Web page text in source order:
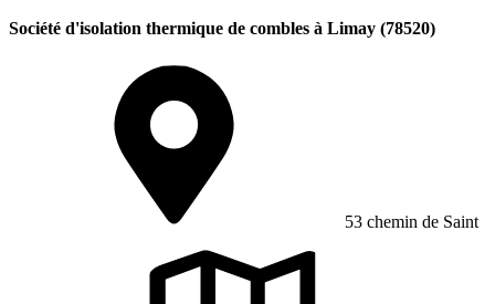
Société d'isolation thermique de combles à Limay (78520)
53 chemin de Saint